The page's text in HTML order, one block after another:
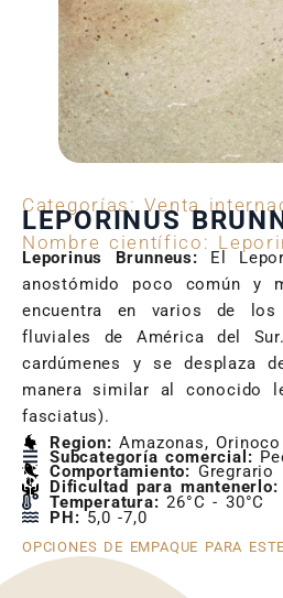
Categorías:Venta
LEPORINUS
Nombre científico:
Leporinus Brunneus: El
anostómido poco común y
encuentra en varios de los
fluviales de América del
cardúmenes y se desplaza
manera similar al conocido
fasciatus).
Region:Amazonas, Orinoco
Subcategoría comercial:
Comportamiento: Gregrario
Dificultad para mantenerlo:
Temperatura: 26°C - 30°C
PH: 5,0 -7,0
OPCIONES DE EMPAQUE PARA